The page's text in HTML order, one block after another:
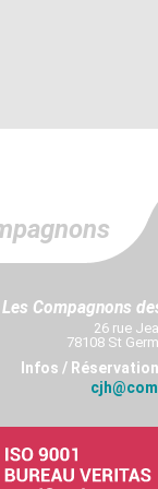
Les Compagnons
26 rue
78108 St
Infos /